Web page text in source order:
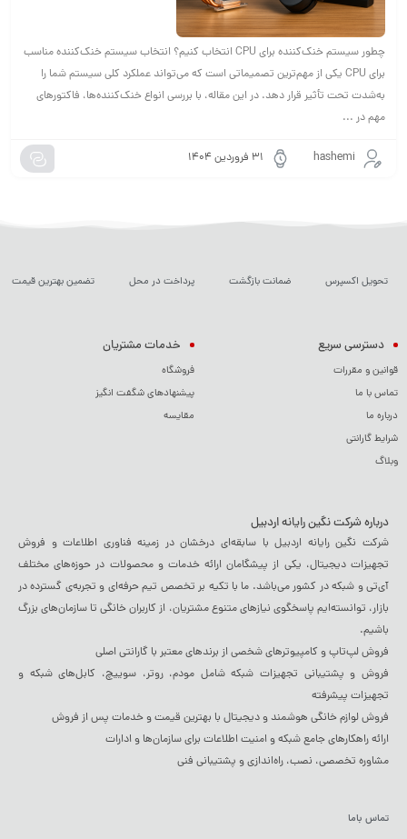
چطور سیستم خنک‌کننده برای CPU انتخاب کنیم؟ انتخاب سیستم خنک‌کننده مناسب
برای CPU یکی از مهم‌ترین تصمیماتی است که می‌تواند عملکرد کلی سیستم شما را
به‌شدت تحت تأثیر قرار دهد. در این مقاله، با بررسی انواع خنک‌کننده‌ها، فاکتورهای
مهم در ...
hashemi ۳۱ فروردین ۱۴۰۴
تحویل اکسپرس ضمانت بازگشت پرداخت در محل تضمین بهترین قیمت
دسترسی سریع
قوانین و مقررات
تماس با ما
درباره ما
شرایط گارانتی
وبلاگ
خدمات مشتریان
فروشگاه
پیشنهادهای شگفت انگیز
مقایسه
درباره شرکت نگین رایانه اردبیل
شرکت نگین رایانه اردبیل با سابقه‌ای درخشان در زمینه فناوری اطلاعات و فروش
تجهیزات دیجیتال، یکی از پیشگامان ارائه خدمات و محصولات در حوزه‌های مختلف
آی‌تی و شبکه در کشور می‌باشد. ما با تکیه بر تخصص تیم حرفه‌ای و تجربه‌ی گسترده در
بازار، توانسته‌ایم پاسخگوی نیازهای متنوع مشتریان، از کاربران خانگی تا سازمان‌های بزرگ
باشیم.
فروش لپ‌تاپ و کامپیوترهای شخصی از برندهای معتبر با گارانتی اصلی
فروش و پشتیبانی تجهیزات شبکه شامل مودم، روتر، سوییچ، کابل‌های شبکه و
تجهیزات پیشرفته
فروش لوازم خانگی هوشمند و دیجیتال با بهترین قیمت و خدمات پس از فروش
ارائه راهکارهای جامع شبکه و امنیت اطلاعات برای سازمان‌ها و ادارات
مشاوره تخصصی، نصب، راه‌اندازی و پشتیبانی فنی
تماس باما